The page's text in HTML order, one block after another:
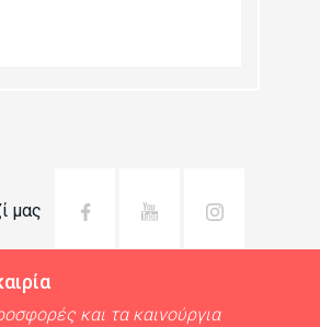
μας
και τα καινούργια